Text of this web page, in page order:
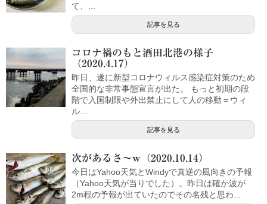
て、...
記事を見る
コロナ禍のもと酒田北港の様子
（2020.4.17）
昨日、遂に新型コロナウィルス感染症対策のため
全国的な非常事態宣言が出た。 もっと初期の段
階で入国制限や外出禁止にして人の移動＝ウィ
ル...
記事を見る
次があるさ～w（2020.10.14）
今日はYahoo天気とWindyで真逆の風向きの予報
（Yahoo天気が当りでした）。昨日は確か波が
2m程の予報が出ていたのでその名残と思わ...